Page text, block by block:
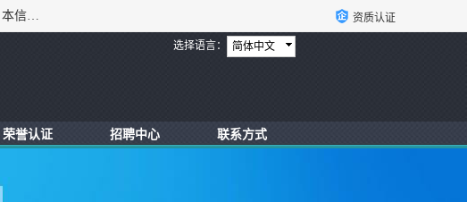
深圳市锦恒电子材料有限公司，专业代理与开发电子与胶粘产品， 美国道康宁(DOW CORNING)硅胶.RTV硅胶，灌封胶,日本信越(ShinEtsu)， 美国通用/东芝(GE/Toshiba)，美国HUMISEAL防潮绝缘胶， 日本小西(KONISHI)胶粘剂，3M,三键，乐泰，日本施敏打硬(CEMEDINE)硅胶，等众多进口品牌. 资质认证
简体中文
选择语言：
荣誉认证 招聘中心 联系方式